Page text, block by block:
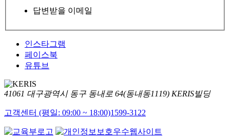
답변받을 이메일
인스타그램
페이스북
유튜브
41061 대구광역시 동구 동내로 64(동내동1119) KERIS빌딩
고객센터 (평일: 09:00 ~ 18:00)1599-3122